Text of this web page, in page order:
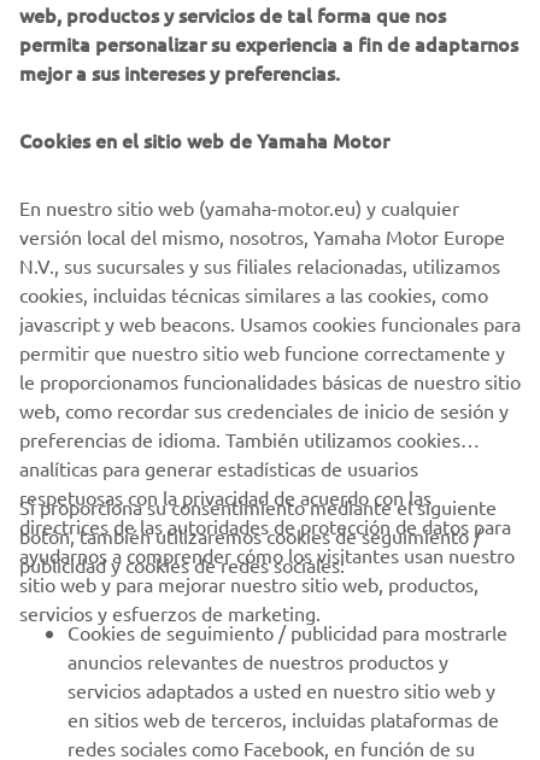
smarter choice.
New X-MAX 400!
sophisticated rider-assist technology ensures the X-MAX
functionality to the sport scooter segment.
Monday to Friday there's no better way to get into the
city. And when it's time to relax, the X-MAX 400's high
comfort combined with strong engine and chassis
performance enable you to make the very most of your
precious leisure time.
CORPORATIVO
PROFESIONALES
MÁS YAMAHA
AYUDA
web, productos y servicios de tal forma que nos
permita personalizar su experiencia a fin de adaptarnos
mejor a sus intereses y preferencias.
Cookies en el sitio web de Yamaha Motor
En nuestro sitio web (yamaha-motor.eu) y cualquier
versión local del mismo, nosotros, Yamaha Motor Europe
N.V., sus sucursales y sus filiales relacionadas, utilizamos
cookies, incluidas técnicas similares a las cookies, como
javascript y web beacons. Usamos cookies funcionales para
permitir que nuestro sitio web funcione correctamente y
le proporcionamos funcionalidades básicas de nuestro sitio
web, como recordar sus credenciales de inicio de sesión y
preferencias de idioma. También utilizamos cookies
analíticas para generar estadísticas de usuarios
respetuosas con la privacidad de acuerdo con las
directrices de las autoridades de protección de datos para
ayudarnos a comprender cómo los visitantes usan nuestro
sitio web y para mejorar nuestro sitio web, productos,
servicios y esfuerzos de marketing.
Si proporciona su consentimiento mediante el siguiente
botón, también utilizaremos cookies de seguimiento /
publicidad y cookies de redes sociales:
Cookies de seguimiento / publicidad para mostrarle
anuncios relevantes de nuestros productos y
servicios adaptados a usted en nuestro sitio web y
en sitios web de terceros, incluidas plataformas de
redes sociales como Facebook, en función de su